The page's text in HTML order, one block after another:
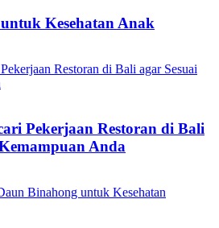
Kesehatan Anak
Pekerjaan Restoran di Bali
Anda